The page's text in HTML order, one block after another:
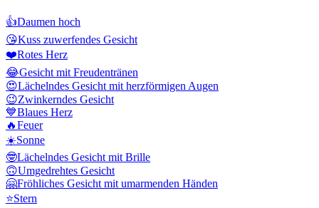
👍Daumen hoch
😘Kuss zuwerfendes Gesicht
❤️Rotes Herz
😂Gesicht mit Freudentränen
😍Lächelndes Gesicht mit herzförmigen Augen
😉Zwinkerndes Gesicht
💙Blaues Herz
🔥Feuer
☀️Sonne
🤓Lächelndes Gesicht mit Brille
🙃Umgedrehtes Gesicht
🤗Fröhliches Gesicht mit umarmenden Händen
⭐Stern